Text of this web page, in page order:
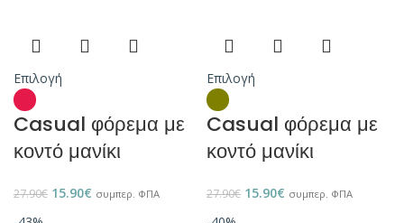
Επιλογή
Casual φόρεμα με
κοντό μανίκι
27.90€ 15.90€ συμπερ. ΦΠΑ
Επιλογή
Casual φόρεμα με
κοντό μανίκι
27.90€ 15.90€ συμπερ. ΦΠΑ